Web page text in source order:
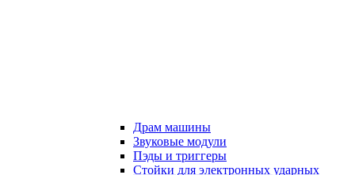
Драм машины
Звуковые модули
Пэды и триггеры
Стойки для электронных ударных